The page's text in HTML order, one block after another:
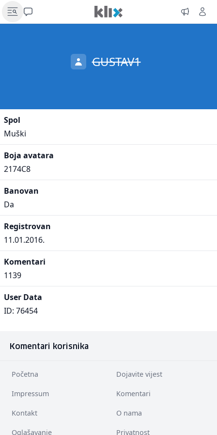
GUSTAV1
Spol
Muški
Boja avatara
2174C8
Banovan
Da
Registrovan
11.01.2016.
Komentari
1139
User Data
ID: 76454
Komentari korisnika
Početna Dojavite vijest
Impressum Komentari
Kontakt O nama
Oglašavanje Privatnost